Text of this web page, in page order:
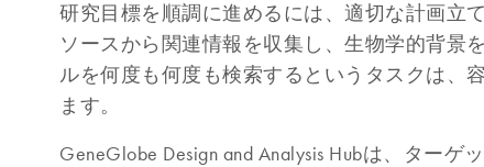
研究目標を順調に進めるには、適切な計画立
ソースから関連情報を収集し、生物学的背景
ルを何度も何度も検索するというタスクは、
ます。
GeneGlobe Design and Analysis Hubは、ター